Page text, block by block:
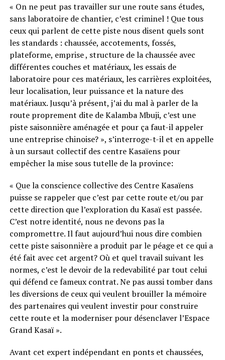
« On ne peut pas travailler sur une route sans études,
sans laboratoire de chantier, c’est criminel ! Que tous
ceux qui parlent de cette piste nous disent quels sont
les standards : chaussée, accotements, fossés,
plateforme, emprise , structure de la chaussée avec
différentes couches et matériaux, les essais de
laboratoire pour ces matériaux, les carrières exploitées,
leur localisation, leur puissance et la nature des
matériaux. Jusqu’à présent, j’ai du mal à parler de la
route proprement dite de Kalamba Mbuji, c’est une
piste saisonnière aménagée et pour ça faut-il appeler
une entreprise chinoise? », s’interroge-t-il et en appelle
à un sursaut collectif des centre Kasaïens pour
empêcher la mise sous tutelle de la province:
« Que la conscience collective des Centre Kasaïens
puisse se rappeler que c’est par cette route et/ou par
cette direction que l’exploration du Kasaï est passée.
C’est notre identité, nous ne devons pas la
compromettre. Il faut aujourd’hui nous dire combien
cette piste saisonnière a produit par le péage et ce qui a
été fait avec cet argent? Où et quel travail suivant les
normes, c’est le devoir de la redevabilité par tout celui
qui défend ce fameux contrat. Ne pas aussi tomber dans
les diversions de ceux qui veulent brouiller la mémoire
des partenaires qui veulent investir pour construire
cette route et la moderniser pour désenclaver l’Espace
Grand Kasaï ».
Avant cet expert indépendant en ponts et chaussées,